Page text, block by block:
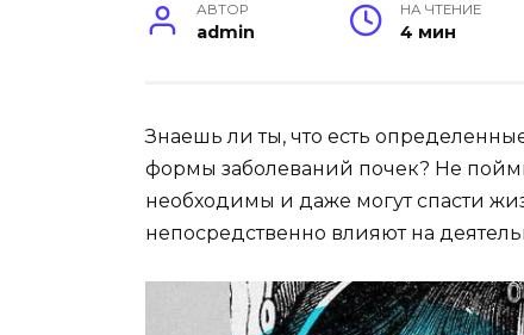
АВТОР
admin
НА ЧТЕНИЕ
4 мин
Знаешь ли ты, что есть
формы заболеваний почек? Не
необходимы и даже могут спасти
непосредственно влияют на